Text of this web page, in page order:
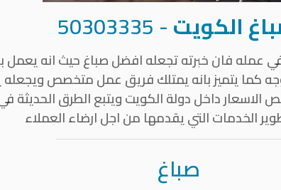
الكويت-
50303335
عمله فان خبرته تجعله افضل صباغ حيث انه يعمل
كما يتميز بانه يمتلك فريق عمل متخصص
الاسعار داخل دولة الكويت ويتبع الطرق الحديثة
الخدمات التي يقدمها من اجل ارضاء العملاء
صباغ